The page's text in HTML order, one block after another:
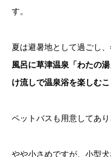
す。
夏は避暑地として過ごし
風呂に草津温泉「わたの
け流しで温泉浴を楽しむ
ペットバスも用意してあ
やや小さめですが、小型